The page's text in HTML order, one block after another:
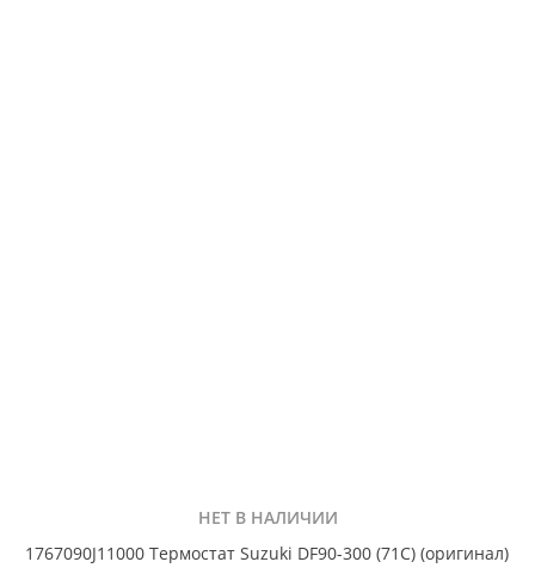
НЕТ В НАЛИЧИИ
1767090J11000 Термостат Suzuki DF90-300 (71С) (оригинал)